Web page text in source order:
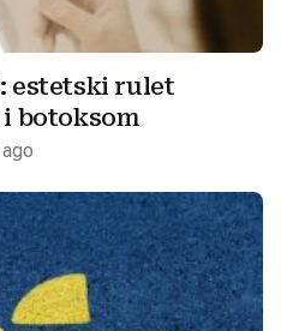
estetski rulet
botoksom